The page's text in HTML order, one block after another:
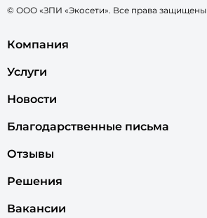
© ООО «ЗПИ «Экосети». Все права защищены
Компания
Услуги
Новости
Благодарственные письма
Отзывы
Решения
Вакансии